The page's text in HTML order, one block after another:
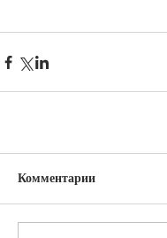
Комментарии